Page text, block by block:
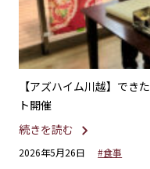
【アズハイム川越】でき
ト開催
続きを読む
2026年5月26日 #食事